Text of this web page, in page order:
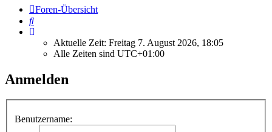
Foren-Übersicht
Suche
Aktuelle Zeit: Freitag 7. August 2026, 18:05
Alle Zeiten sind UTC+01:00
Anmelden
Benutzername: